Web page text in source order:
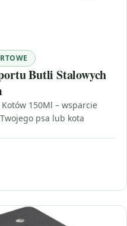
Butli Stalowych
Kotów 150Ml – wsparcie
psa lub kota